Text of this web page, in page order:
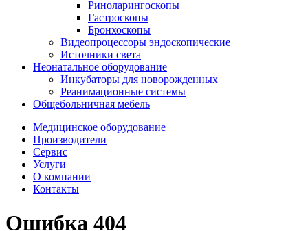
Риноларингоскопы
Гастроскопы
Бронхоскопы
Видеопроцессоры эндоскопические
Источники света
Неонатальное оборудование
Инкубаторы для новорожденных
Реанимационные системы
Общебольничная мебель
Медицинское оборудование
Производители
Сервис
Услуги
О компании
Контакты
Ошибка 404